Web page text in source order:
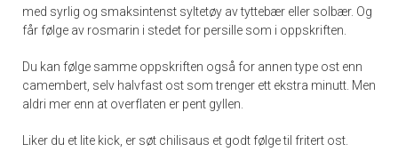
med syrlig og smaksintenst syltetøy av tyttebær eller solbær. Og
får følge av rosmarin i stedet for persille som i oppskriften.
Du kan følge samme oppskriften også for annen type ost enn
camembert, selv halvfast ost som trenger ett ekstra minutt. Men
aldri mer enn at overflaten er pent gyllen.
Liker du et lite kick, er søt chilisaus et godt følge til fritert ost.